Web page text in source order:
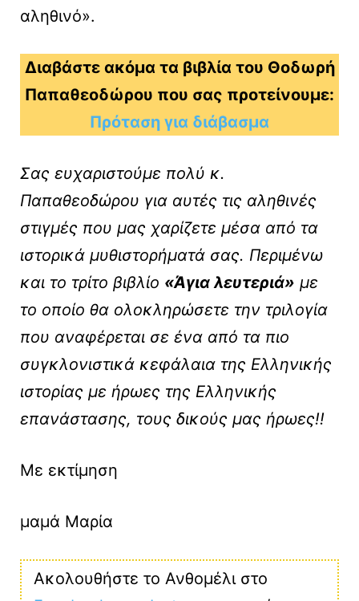
αληθινό».
Διαβάστε ακόμα τα βιβλία του Θοδωρή
Παπαθεοδώρου που σας προτείνουμε:
Πρόταση για διάβασμα
Σας ευχαριστούμε πολύ κ.
Παπαθεοδώρου για αυτές τις αληθινές
στιγμές που μας χαρίζετε μέσα από τα
ιστορικά μυθιστορήματά σας. Περιμένω
και το τρίτο βιβλίο «Άγια λευτεριά» με
το οποίο θα ολοκληρώσετε την τριλογία
που αναφέρεται σε ένα από τα πιο
συγκλονιστικά κεφάλαια της Ελληνικής
ιστορίας με ήρωες της Ελληνικής
επανάστασης, τους δικούς μας ήρωες!!
Με εκτίμηση
μαμά Μαρία
Ακολουθήστε το Ανθομέλι στο